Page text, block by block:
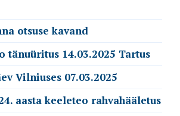
otsuse kavand
tänuüritus 14.03.2025 Tartus
Vilniuses 07.03.2025
aasta keeleteo rahvahääletus